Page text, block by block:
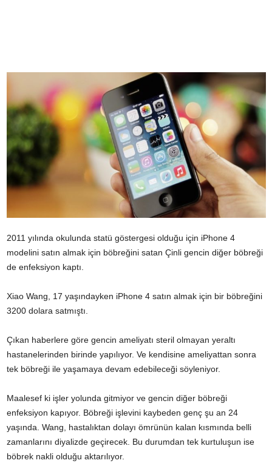
2011 yılında okulunda statü göstergesi olduğu için iPhone 4
modelini satın almak için böbreğini satan Çinli gencin diğer böbreği
de enfeksiyon kaptı.
Xiao Wang, 17 yaşındayken iPhone 4 satın almak için bir böbreğini
3200 dolara satmıştı.
Çıkan haberlere göre gencin ameliyatı steril olmayan yeraltı
hastanelerinden birinde yapılıyor. Ve kendisine ameliyattan sonra
tek böbreği ile yaşamaya devam edebileceği söyleniyor.
Maalesef ki işler yolunda gitmiyor ve gencin diğer böbreği
enfeksiyon kapıyor. Böbreği işlevini kaybeden genç şu an 24
yaşında. Wang, hastalıktan dolayı ömrünün kalan kısmında belli
zamanlarını diyalizde geçirecek. Bu durumdan tek kurtuluşun ise
böbrek nakli olduğu aktarılıyor.